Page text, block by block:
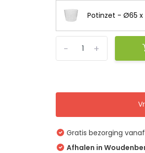
Potinzet - Ø65
+
-
Gratis bezorging
Afhalen in